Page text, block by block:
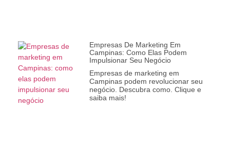
Empresas De Marketing Em
Campinas: Como Elas Podem
Impulsionar Seu Negócio
Empresas de marketing em
Campinas podem revolucionar seu
negócio. Descubra como. Clique e
saiba mais!